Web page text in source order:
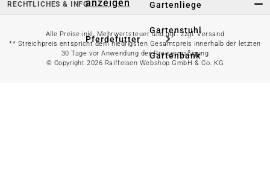
anzeigen
Pferdefutter
Stallbedarf
Gartenliege
Gartenstuhl
Gartenbank
RECHTLICHES & INFO
Alle Preise inkl. Mehrwertsteuer und ggf. zzgl. Versand
** Streichpreis entspricht dem niedrigsten Gesamtpreis innerhalb der letzten
30 Tage vor Anwendung der Preisermäßigung
© Copyright 2026 Raiffeisen Webshop GmbH & Co. KG